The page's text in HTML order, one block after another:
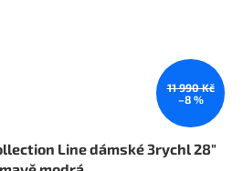
11 990 Kč
–8 %
Line dámské 3rychl 28"